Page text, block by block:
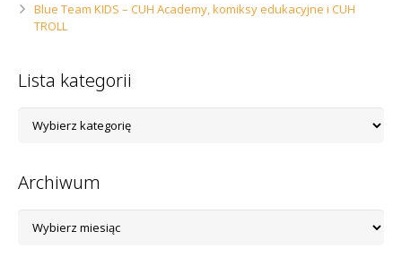
Blue Team KIDS – CUH Academy, komiksy edukacyjne i CUH
TROLL
Lista kategorii
kategorii
Archiwum